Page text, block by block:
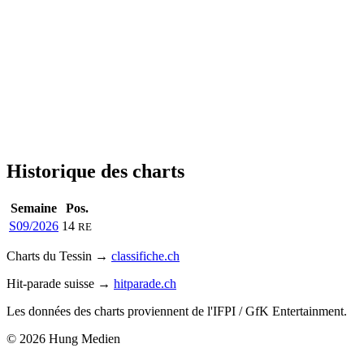
Historique des charts
Semaine
Pos.
S09/2026 14 RE
Charts du Tessin → classifiche.ch
Hit-parade suisse → hitparade.ch
Les données des charts proviennent de l'IFPI / GfK Entertainment.
© 2026 Hung Medien